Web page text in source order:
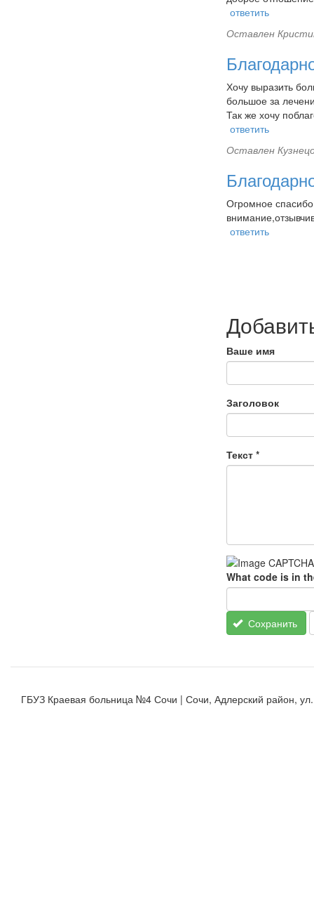
ответить
Оставлен
Хочу выразить
большое за
Так же хочу
ответить
Оставлен
Огромное
ответить
Ваше имя
Заголовок
Текст *
What code is in
Сохранить
ГБУЗ Краевая больница №4 Сочи | Сочи, Адлерский район,